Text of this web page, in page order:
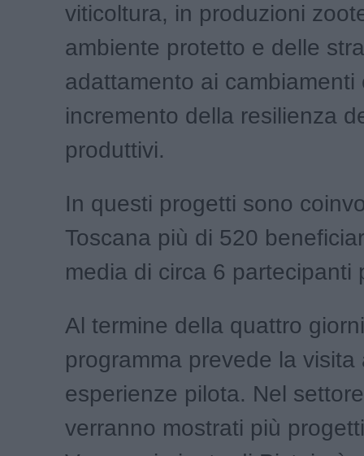
viticoltura, in produzioni
ambiente protetto e delle
adattamento ai cambiamenti
incremento della resilienza
produttivi.
In questi progetti sono
Toscana più di 520
media di circa 6 partecipanti
Al termine della quattro
programma prevede la visita
esperienze pilota. Nel
verranno mostrati più